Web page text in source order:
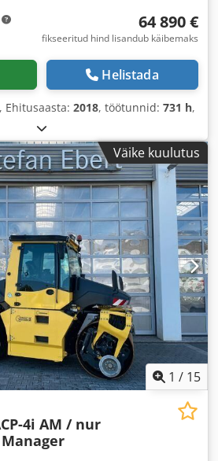
64 890 €
fikseeritud hind lisandub käibemaks
Helistada
, Ehitusaasta: 2018, töötunnid: 731 h,
Väike kuulutus
1 / 15
4i AM / nur